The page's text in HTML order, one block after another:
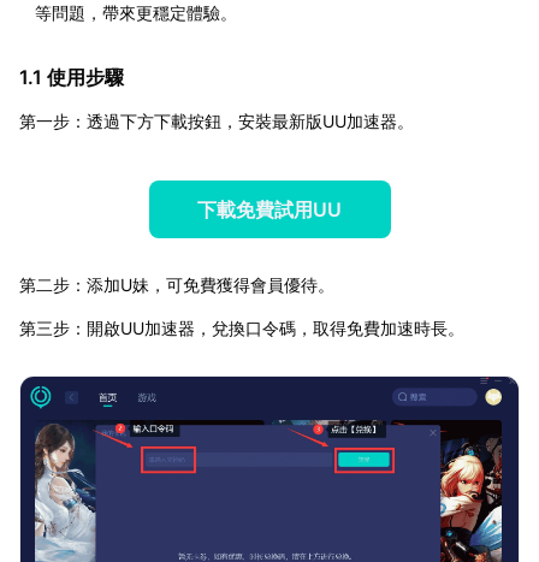
等問題，帶來更穩定體驗。
1.1 使用步驟
第一步：透過下方下載按鈕，安裝最新版UU加速器。
下載免費試用UU
第二步：添加U妹，可免費獲得會員優待。
第三步：開啟UU加速器，兌換口令碼，取得免費加速時長。